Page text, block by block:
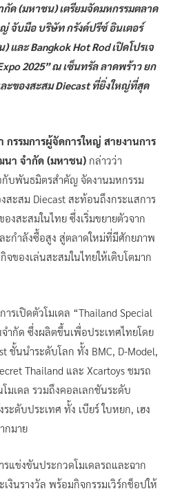
ด (มหาชน) เตรียมจัดมหกรรมตลาด
จับมือ บริษัท กรังด์ปรีซ์ อินเตอร์
และ Bangkok Hot Rod เปิดโปรเจ
2025” ณ เซ็นทรัล ลาดพร้าว ยก
ะของสะสม Diecast ที่ยิ่งใหญ่ที่สุด
รรมการผู้จัดการใหญ่ สายงานการ
า จำกัด (มหาชน) กล่าวว่า
บพันธมิตรสำคัญ จัดงานมหกรรม
สะสม Diecast สะท้อนถึงกระแสการ
งสะสมในไทย ซึ่งเริ่มขยายตัวจาก
ะกำลังซื้อสูง สู่ตลาดใหม่ที่มีศักยภาพ
จของเล่นสะสมในไทยให้เติบโตมาก
รเปิดตัวโมเดล “Thailand Special
ำกัด ซึ่งผลิตขึ้นเพื่อประเทศไทยโดย
ชั้นนำระดับโลก ทั้ง BMC, D-Model,
Thailand และ Xcartoys ชมรถ
มเดล รวมถึงคอลเลกชันระดับ
ะดับประเทศ ทั้ง เบียร์ ใบหยก, เฮง
กมาย
แข่งขันประกวดโมเดลรถและฉาก
เงินรางวัล พร้อมกิจกรรมเวิร์กช็อปให้